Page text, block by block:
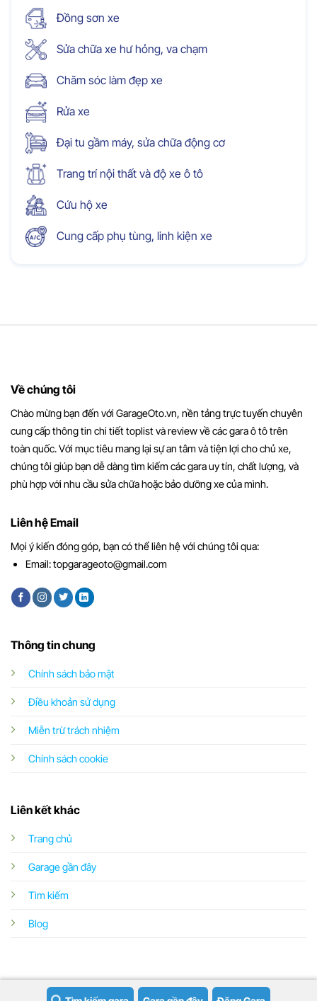
Đồng sơn xe
Sửa chữa xe hư hỏng, va chạm
Chăm sóc làm đẹp xe
Rửa xe
Đại tu gầm máy, sửa chữa động cơ
Trang trí nội thất và độ xe ô tô
Cứu hộ xe
Cung cấp phụ tùng, linh kiện xe
Về chúng tôi
Chào mừng bạn đến với GarageOto.vn, nền tảng trực tuyến chuyên
cung cấp thông tin chi tiết toplist và review về các gara ô tô trên
toàn quốc. Với mục tiêu mang lại sự an tâm và tiện lợi cho chủ xe,
chúng tôi giúp bạn dễ dàng tìm kiếm các gara uy tín, chất lượng, và
phù hợp với nhu cầu sửa chữa hoặc bảo dưỡng xe của mình.
Thông tin chung
Chính sách bảo mật
Điều khoản sử dụng
Miễn trừ trách nhiệm
Chính sách cookie
Liên kết khác
Trang chủ
Garage gần đây
Tìm kiếm
Blog
Liên hệ Email
Mọi ý kiến đóng góp, bạn có thể liên hệ với chúng tôi qua:
Email:topgarageoto@gmail.com